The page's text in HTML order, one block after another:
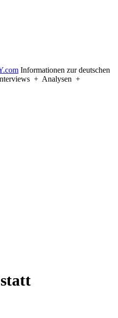
.com Informationen zur deutschen
+ Analysen +